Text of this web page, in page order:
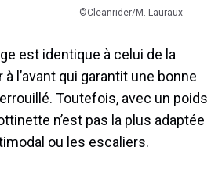
©Cleanrider/M. Lauraux
est identique à celui de la
à l’avant qui garantit une bonne
Toutefois, avec un poids
n’est pas la plus adaptée
ou les escaliers.